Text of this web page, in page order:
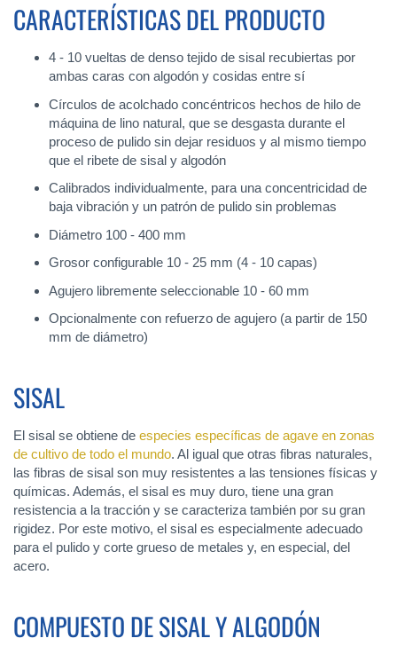
CARACTERÍSTICAS DEL PRODUCTO
4 - 10 vueltas de denso tejido de sisal recubiertas por
ambas caras con algodón y cosidas entre sí
Círculos de acolchado concéntricos hechos de hilo de
máquina de lino natural, que se desgasta durante el
proceso de pulido sin dejar residuos y al mismo tiempo
que el ribete de sisal y algodón
Calibrados individualmente, para una concentricidad de
baja vibración y un patrón de pulido sin problemas
Diámetro 100 - 400 mm
Grosor configurable 10 - 25 mm (4 - 10 capas)
Agujero libremente seleccionable 10 - 60 mm
Opcionalmente con refuerzo de agujero (a partir de 150
mm de diámetro)
SISAL
El sisal se obtiene de especies específicas de agave en zonas
de cultivo de todo el mundo. Al igual que otras fibras naturales,
las fibras de sisal son muy resistentes a las tensiones físicas y
químicas. Además, el sisal es muy duro, tiene una gran
resistencia a la tracción y se caracteriza también por su gran
rigidez. Por este motivo, el sisal es especialmente adecuado
para el pulido y corte grueso de metales y, en especial, del
acero.
COMPUESTO DE SISAL Y ALGODÓN